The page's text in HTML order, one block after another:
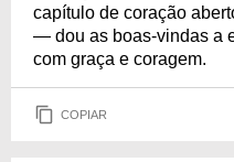
capítulo de coração
— dou as boas-vindas a
com graça e coragem.
COPIAR